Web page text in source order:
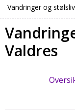
Vandringer og
Valdres